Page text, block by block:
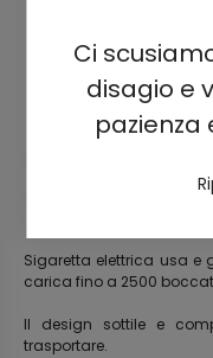
Ci
disagio e
pazienza
Sigaretta elettrica usa e
carica fino a 2500
Il design sottile e
trasportare.